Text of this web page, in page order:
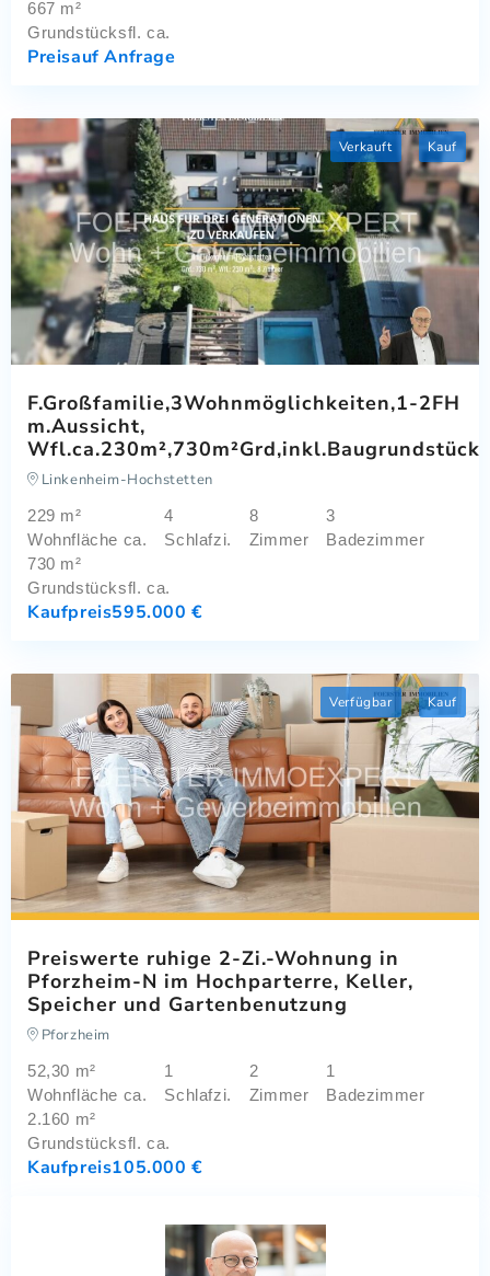
667 m²
Grundstücksfl. ca.
Preisauf Anfrage
Verkauft Kauf
F.Großfamilie,3Wohnmöglichkeiten,1-2FH
m.Aussicht,
Linkenheim-Hochstetten
229 m²
Wohnfläche ca.
4
Schlafzi.
8
Zimmer
3
Badezimmer
730 m²
Grundstücksfl. ca.
Kaufpreis595.000 €
Verfügbar Kauf
Preiswerte ruhige 2-Zi.-Wohnung in
Pforzheim-N im Hochparterre, Keller,
Speicher und Gartenbenutzung
Pforzheim
52,30 m²
Wohnfläche ca.
1
Schlafzi.
2
Zimmer
1
Badezimmer
2.160 m²
Grundstücksfl. ca.
Kaufpreis105.000 €